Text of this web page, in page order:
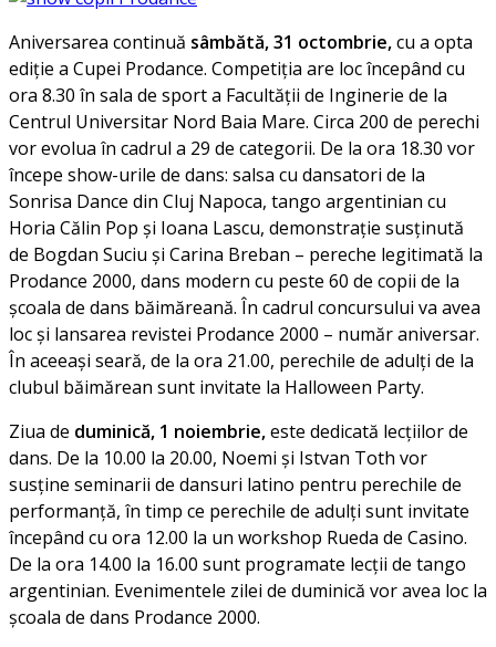
Aniversarea continuă sâmbătă, 31 octombrie,cu a opta
ediție a Cupei Prodance. Competiția are loc începând cu
ora 8.30 în sala de sport a Facultății de Inginerie de la
Centrul Universitar Nord Baia Mare. Circa 200 de perechi
vor evolua în cadrul a 29 de categorii. De la ora 18.30 vor
începe show-urile de dans: salsa cu dansatori de la
Sonrisa Dance din Cluj Napoca, tango argentinian cu
Horia Călin Pop și Ioana Lascu, demonstrație susținută
de Bogdan Suciu și Carina Breban – pereche legitimată la
Prodance 2000, dans modern cu peste 60 de copii de la
școala de dans băimăreană. În cadrul concursului va avea
loc și lansarea revistei Prodance 2000 – număr aniversar.
În aceeași seară, de la ora 21.00, perechile de adulți de la
clubul băimărean sunt invitate la Halloween Party.
Ziua de duminică, 1 noiembrie,este dedicată lecțiilor de
dans. De la 10.00 la 20.00, Noemi și Istvan Toth vor
susține seminarii de dansuri latino pentru perechile de
performanță, în timp ce perechile de adulți sunt invitate
începând cu ora 12.00 la un workshop Rueda de Casino.
De la ora 14.00 la 16.00 sunt programate lecții de tango
argentinian. Evenimentele zilei de duminică vor avea loc la
școala de dans Prodance 2000.